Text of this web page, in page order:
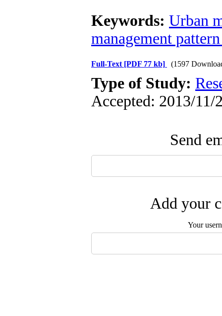
Keywords: Urban
management
Full-Text [PDF 77 kb] (1597
Type of Study:
Accepted: 2013/11/
Send
Add your
Your